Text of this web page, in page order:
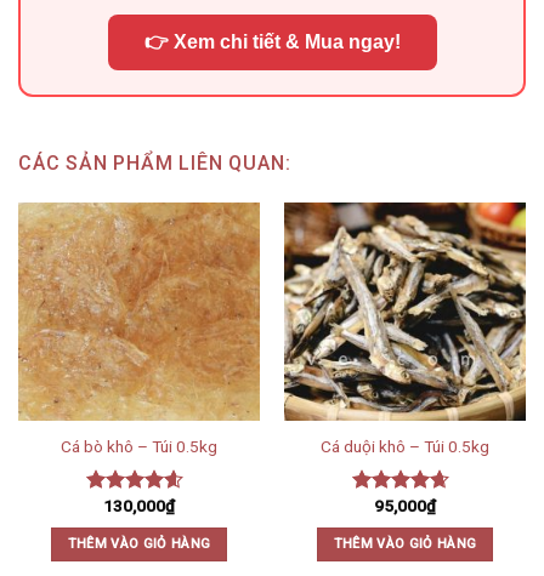
👉 Xem chi tiết & Mua ngay!
CÁC SẢN PHẨM LIÊN QUAN:
Cá bò khô – Túi 0.5kg
Được xếp
hạng4.25
5 sao
130,000₫
THÊM VÀO GIỎ HÀNG
Cá duội khô – Túi 0.5kg
Được xếp
hạng4.33
5 sao
95,000₫
THÊM VÀO GIỎ HÀNG